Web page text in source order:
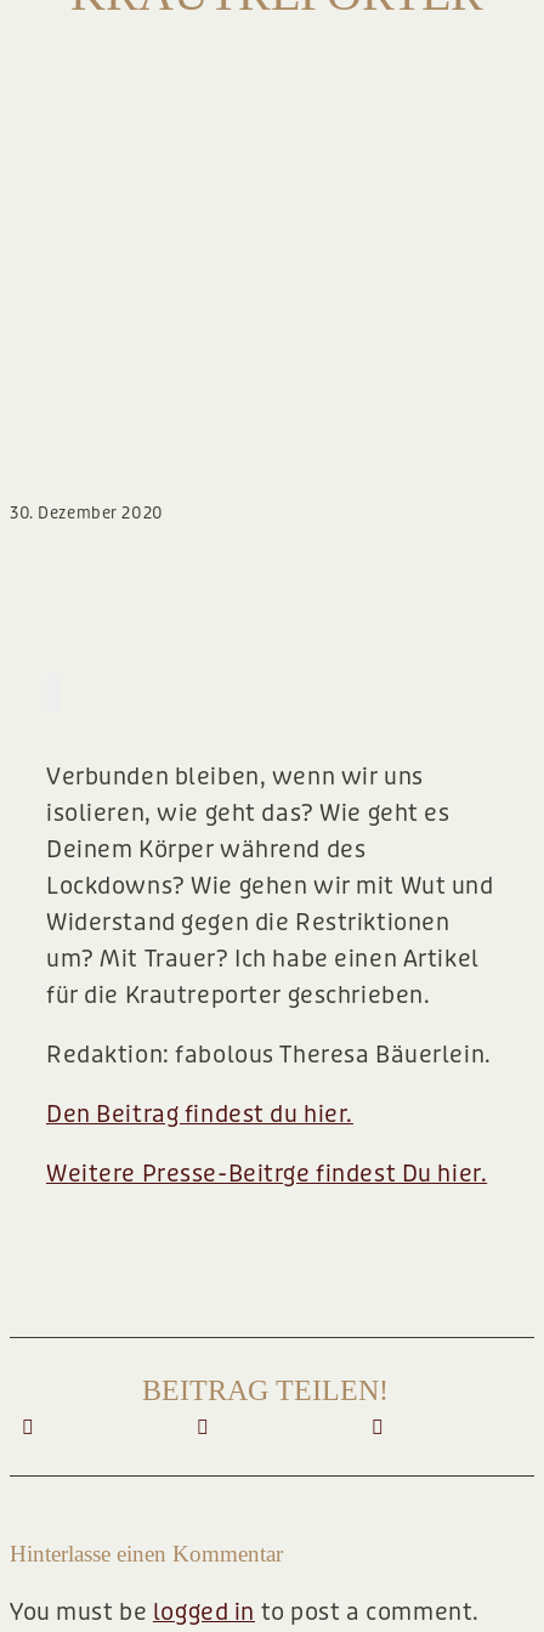
BLOG
30. Dezember 2020
Verbunden bleiben, wenn wir uns
isolieren, wie geht das? Wie geht es
Deinem Körper während des
Lockdowns? Wie gehen wir mit Wut und
Widerstand gegen die Restriktionen
um? Mit Trauer? Ich habe einen Artikel
für die Krautreporter geschrieben.
Redaktion: fabolous Theresa Bäuerlein.
Den Beitrag findest du hier.
Weitere Presse-Beitrge findest Du hier.
BEITRAG TEILEN!
Hinterlasse einen Kommentar
You must be logged in to post a comment.